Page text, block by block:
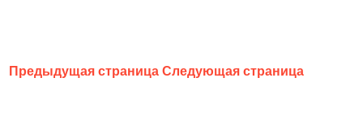
Предыдущая страница Следующая страница